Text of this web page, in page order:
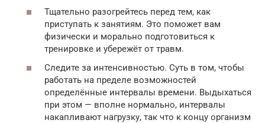
Тщательно разогрейтесь перед тем, как
приступать к занятиям. Это поможет вам
физически и морально подготовиться к
тренировке и убережёт от травм.
Следите за интенсивностью. Суть в том, чтобы
работать на пределе возможностей
определённые интервалы времени. Выдыхаться
при этом — вполне нормально, интервалы
накапливают нагрузку, так что к концу организм